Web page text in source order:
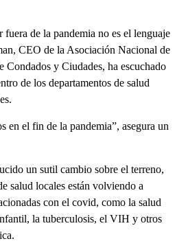
fuera de la pandemia no es el lenguaje
CEO de la Asociación Nacional de
Condados y Ciudades, ha escuchado
de los departamentos de salud
en el fin de la pandemia”, asegura un
un sutil cambio sobre el terreno,
salud locales están volviendo a
con el covid, como la salud
la tuberculosis, el VIH y otros